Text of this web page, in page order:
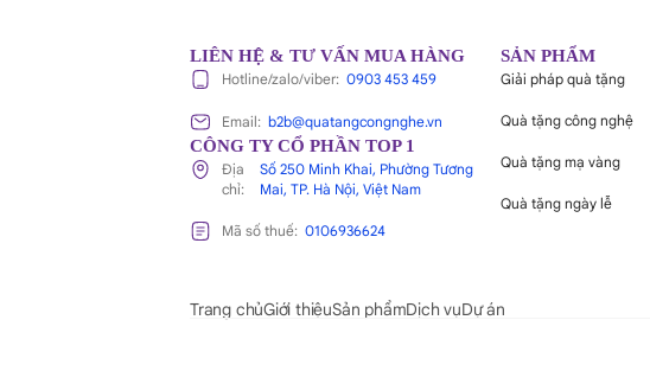
LIÊN HỆ & TƯ VẤN MUA HÀNG
Hotline/zalo/viber: 0903 453 459
Email: b2b@quatangcongnghe.vn
CÔNG TY CỔ PHẦN TOP 1
Địa
chỉ:
Số 250 Minh Khai, Phường Tương
Mai, TP. Hà Nội, Việt Nam
Mã số thuế: 0106936624
SẢN PHẨM
Giải pháp quà tặng
Quà tặng công nghệ
Quà tặng mạ vàng
Quà tặng ngày lễ
Trang chủGiới thiệuSản phẩmDịch vụDự án